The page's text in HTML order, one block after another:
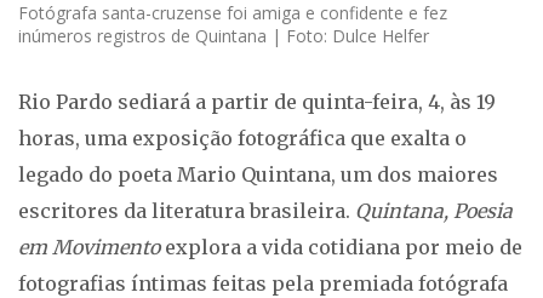
Fotógrafa santa-cruzense foi amiga e confidente e fez
inúmeros registros de Quintana | Foto: Dulce Helfer
Rio Pardo sediará a partir de quinta-feira, 4, às 19
horas, uma exposição fotográfica que exalta o
legado do poeta Mario Quintana, um dos maiores
escritores da literatura brasileira. Quintana, Poesia
em Movimento explora a vida cotidiana por meio de
fotografias íntimas feitas pela premiada fotógrafa